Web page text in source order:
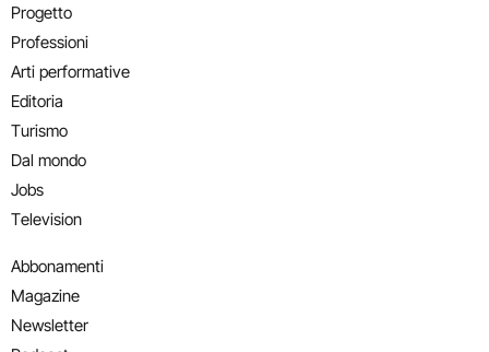
Progetto
Professioni
Arti performative
Editoria
Turismo
Dal mondo
Jobs
Television
Abbonamenti
Magazine
Newsletter